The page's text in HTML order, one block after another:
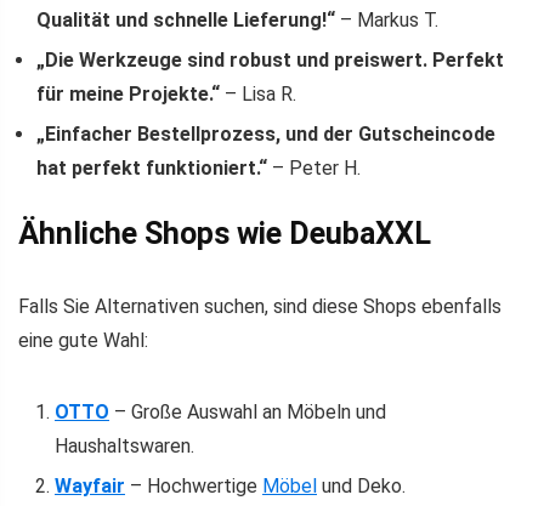
Qualität und schnelle Lieferung!“ – Markus T.
„Die Werkzeuge sind robust und preiswert. Perfekt
für meine Projekte.“ – Lisa R.
„Einfacher Bestellprozess, und der Gutscheincode
hat perfekt funktioniert.“ – Peter H.
Ähnliche Shops wie DeubaXXL
Falls Sie Alternativen suchen, sind diese Shops ebenfalls
eine gute Wahl:
OTTO – Große Auswahl an Möbeln und
Haushaltswaren.
Wayfair – Hochwertige Möbel und Deko.